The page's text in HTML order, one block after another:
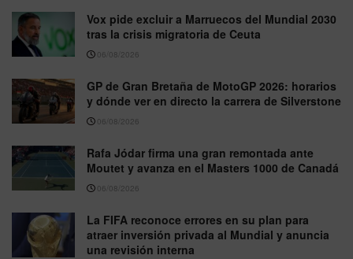
Vox pide excluir a Marruecos del Mundial 2030
tras la crisis migratoria de Ceuta
06/08/2026
GP de Gran Bretaña de MotoGP 2026: horarios
y dónde ver en directo la carrera de Silverstone
06/08/2026
Rafa Jódar firma una gran remontada ante
Moutet y avanza en el Masters 1000 de Canadá
06/08/2026
La FIFA reconoce errores en su plan para
atraer inversión privada al Mundial y anuncia
una revisión interna